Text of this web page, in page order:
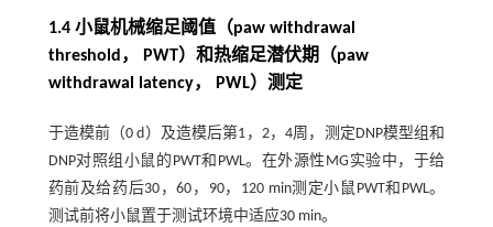
1.4 小鼠机械缩足阈值（paw withdrawal
threshold， PWT）和热缩足潜伏期（paw
withdrawal latency， PWL）测定
于造模前（0 d）及造模后第1，2，4周，测定DNP模型组和
DNP对照组小鼠的PWT和PWL。在外源性MG实验中，于给
药前及给药后30，60，90，120 min测定小鼠PWT和PWL。
测试前将小鼠置于测试环境中适应30 min。